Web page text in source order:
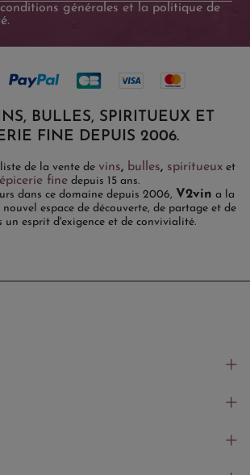
conditions générales et la politique de
.
BULLES, SPIRITUEUX ET
FINE DEPUIS 2006.
de la vente de vins, bulles, spiritueux et
épicerie fine depuis 15 ans.
dans ce domaine depuis 2006, V2vin a la
espace de découverte, de partage et de
un esprit d'exigence et de convivialité.